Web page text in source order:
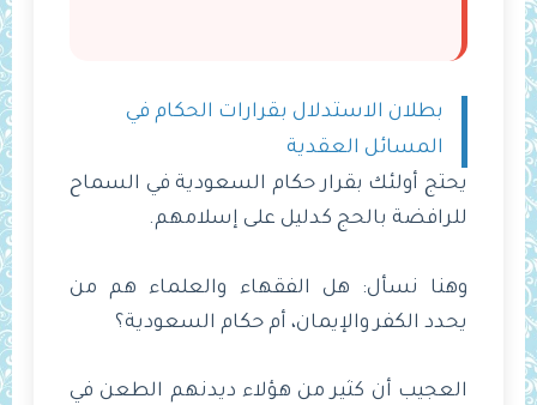
بطلان الاستدلال بقرارات الحكام في
المسائل العقدية
يحتج أولئك بقرار حكام السعودية في السماح
للرافضة بالحج كدليل على إسلامهم.
وهنا نسأل: هل الفقهاء والعلماء هم من
يحدد الكفر والإيمان، أم حكام السعودية؟
العجيب أن كثير من هؤلاء ديدنهم الطعن في